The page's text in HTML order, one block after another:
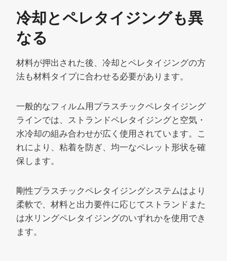
冷却とペレタイジングも異
なる
材料が押出された後、冷却とペレタイジングの方
法も材料タイプに合わせる必要があります。
一般的なフィルム用プラスチックペレタイジング
ラインでは、ストランドペレタイジングと空気・
水冷却の組み合わせが広く使用されています。こ
れにより、粘着を防ぎ、均一なペレット形状を確
保します。
剛性プラスチックペレタイジングシステムはより
柔軟で、材料と出力要件に応じてストランドまた
は水リングペレタイジングのいずれかを使用でき
ます。